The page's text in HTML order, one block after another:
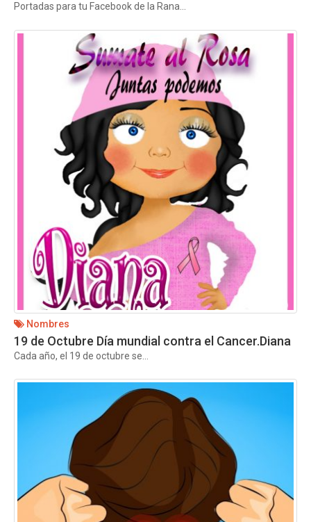
Portadas para tu Facebook de la Rana...
Nombres
19 de Octubre Día mundial contra el Cancer.Diana
Cada año, el 19 de octubre se...